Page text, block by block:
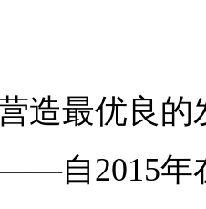
造最优良
自2015年